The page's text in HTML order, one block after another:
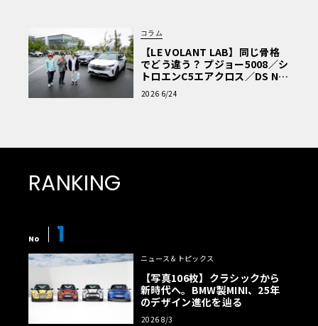
コラム
【LE VOLANT LAB】同じ骨格
でどう違う？ プジョー5008／シ
トロエンC5エアクロス／DS Nº4
読者一気乗りレポート
2026 6/24
RANKING
No 1
ニュース＆トピックス
【写真106枚】クラシックから
新時代へ。BMW製MINI、25年
のデザイン進化を辿る
2026 8/3